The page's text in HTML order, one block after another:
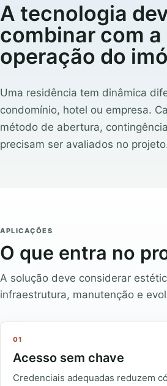
A tecnologia
combinar com a
operação do
Uma residência tem dinâmica
condomínio, hotel ou empresa.
método de abertura,
precisam ser avaliados no
APLICAÇÕES
O que entra no
A solução deve considerar
infraestrutura, manutenção e
01
Acesso sem chave
Credenciais adequadas reduzem